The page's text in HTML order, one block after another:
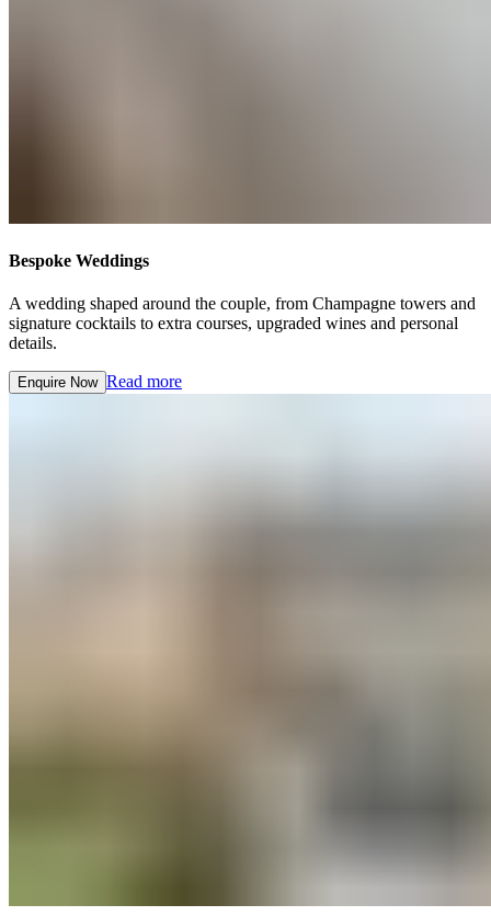
Bespoke Weddings​​​​‌ ‍ ​‍​‍‌‍ ‌ ​‍‌‍‍‌‌‍‌ ‌‍‍‌‌‍ ‍​‍​‍​ ‍‍​‍​‍‌ ​ ‌‍​‌‌‍ ‍‌‍‍‌‌ ‌​‌ ‍‌​‍ ‍‌‍‍‌‌‍ ​‍​‍​‍ ​​‍​‍‌‍‍​‌ ​‍‌‍‌‌‌‍‌‍​‍​‍​ ‍‍​‍​‍‌‍‍​‌ ‌​‌ ‌​‌ ​​‌ ​ ​ ‍‍​‍ ​‍ ‌‍ ​​‍ ‌‌‍​‌‌‍ ‍‌‍‌​​‍ ‌‌ ​‍​‍ ‌‌‍‍​‌‍ ‌ ‌​‌‍‌‌‌‍ ​‌ ​ ​‍ ‌‌ ​ ‌ ‌​‌ ‌‌‌‍‌​‌‍‍‌‌‍ ​‍ ‍‌ ‌‍‌‍‌‌‌ ​‍‌‍​ ‌‍‌‌‌‍ ​​‍ ‍‌‍​‌‌ ​​‌ ​​​‍ ‌‍‍‌‌‍ ‍‌ ‌​‌‍‌‌‌‍ ‍‌ ‌​​‍ ‌‍‌‌‌‍‌​‌‍‍‌‌ ‌​​‍ ‌‍ ‌‌‍ ‌‍‌​‌‍‌‌​ ‌‌ ​​‌ ​‍‌‍‌‌‌ ​ ‌‍‌‌‌‍ ‍‌ ‌​‌‍​‌‌ ‌​‌‍‍‌‌‍ ‌‍ ‍​ ‍ ‌‍‍‌‌‍‌​​ ‌​ ​‍​ ‍‌​ ‌​‌‍‌​​ ‌‌​ ‌‌‌‍‌‍​ ‌​​‍ ‌‌‍​‍‌‍‌‌​ ‌‌‌‍‌‌​‍ ‌​ ‌​​ ​​‌‍​‌​ ​‌​‍ ‌‌‍​‌​ ‌ ​ ‍‌​ ‌ ​‍ ‌‌‍‌‍​ ‌ ​ ​ ‌‍​‍‌‍‌‍‌‍‌​‌‍​ ‌‍‌‌​ ‌ ‌‍​‍‌‍‌‌​ ​​​ ‍ ‌ ‌​‌ ‍‌‌ ​​‌‍‌‌​ ‌‌‍‍​‌‍ ‌ ‌​‌‍‌‌‌‍ ​‌‌​ ‌‍‍‌‌ ‌​‌‍‌‌‌‌​​‌‍​‌‌‍‌ ‌‍‌‌​ ‍ ‌ ​​‌‍​‌‌ ‌​‌‍‍​​ ‌‌ ​​‌‍​‌‌‍‌ ‌‍‌‌‌​​‍‌ ‌‌‌‍‍‌‌‍ ​‌‍‌​‌‍‌‌‌ ​‍​‍‌‌​ ‌‌‌​​‍‌‌ ‌‍‍ ‌‍‌‌‌ ‍‌​‍‌‌​ ​ ‌​‌​​‍‌‌​ ​ ‌​‌​​‍‌‌​ ​‍​ ​‍‌‍​‍​ ​ ‌‍‌‍​ ​‌​ ‌‍​ ‍‌‌‍‌‍​ ‍​‌‍‌‍‌‍‌‍‌‍‌‌​ ​‍​‍‌‌​ ​‍​ ​‍​‍‌‌​ ‌‌‌​‌​​‍ ‍‌‍​ ‌‍ ‌‍ ‍‌ ‌​‌‍‌‌‌‍ ‍‌ ‌​​‍‌‌​ ‌‌‌​​‍‌‌ ‌‍‍ ‌‍‌‌‌ ‍‌​‍‌‌​ ​ ‌​‌​​‍‌‌​ ​ ‌​‌​​‍‌‌​ ​‍​ ​‍​ ‍​​ ​ ​ ​‌​ ​ ​ ‌‌‌‍‌‍​ ​​​ ‌‌​ ​‍​ ‌​‌‍​‍‌‍‌​​‍‌‌​ ​‍​ ​‍​‍‌‌​ ‌‌‌​‌​​‍ ‍‌ ‌​‌‍‍‌‌ ‌​‌‍ ​‌‍‌‌​ ‌‍​‍‌‍​‌‌ ​ ‌‍‌‌‌‌‌‌‌ ​‍‌‍ ​​ ‌‌‍‍​‌ ‌​‌ ‌​‌ ​​‌ ​ ​‍‌‌​ ​ ‌​​‌​‍‌‌​ ​‍‌​‌‍​‍‌‌​ ​‍‌​‌‍‌‍ ​​‍ ‌‌‍​‌‌‍ ‍‌‍‌​​‍ ‌‌ ​‍​‍ ‌‌‍‍​‌‍ ‌ ‌​‌‍‌‌‌‍ ​‌ ​ ​‍ ‌‌ ​ ‌ ‌​‌ ‌‌‌‍‌​‌‍‍‌‌‍ ​‍ ‍‌ ‌‍‌‍‌‌‌ ​‍‌‍​ ‌‍‌‌‌‍ ​​‍ ‍‌‍​‌‌ ​​‌ ​​​‍‌‍‌‍‍‌‌‍‌​​ ‌​ ​‍​ ‍‌​ ‌​‌‍‌​​ ‌‌​ ‌‌‌‍‌‍​ ‌​​‍ ‌‌‍​‍‌‍‌‌​ ‌‌‌‍‌‌​‍ ‌​ ‌​​ ​​‌‍​‌​ ​‌​‍ ‌‌‍​‌​ ‌ ​ ‍‌​ ‌ ​‍ ‌‌‍‌‍​ ‌ ​ ​ ‌‍​‍‌‍‌‍‌‍‌​‌‍​ ‌‍‌‌​ ‌ ‌‍​‍‌‍‌‌​ ​​​‍‌‍‌ ‌​‌ ‍‌‌ ​​‌‍‌‌​ ‌‌‍‍​‌‍ ‌ ‌​‌‍‌‌‌‍ ​‌‌​ ‌‍‍‌‌ ‌​‌‍‌‌‌‌​​‌‍​‌‌‍‌ ‌‍‌‌​‍‌‍‌ ​​‌‍​‌‌ ‌​‌‍‍​​ ‌‌ ​​‌‍​‌‌‍‌ ‌‍‌‌‌​​‍‌ ‌‌‌‍‍‌‌‍ ​‌‍‌​‌‍‌‌‌ ​‍​‍‌‌​ ‌‌‌​​‍‌‌ ‌‍‍ ‌‍‌‌‌ ‍‌​‍‌‌​ ​ ‌​‌​​‍‌‌​ ​ ‌​‌​​‍‌‌​ ​‍​ ​‍‌‍​‍​ ​ ‌‍‌‍​ ​‌​ ‌‍​ ‍‌‌‍‌‍​ ‍​‌‍‌‍‌‍‌‍‌‍‌‌​ ​‍​‍‌‌​ ​‍​ ​‍​‍‌‌​ ‌‌‌​‌​​‍ ‍‌‍​ ‌‍ ‌‍ ‍‌ ‌​‌‍‌‌‌‍ ‍‌ ‌​​‍‌‌​ ‌‌‌​​‍‌‌ ‌‍‍ ‌‍‌‌‌ ‍‌​‍‌‌​ ​ ‌​‌​​‍‌‌​ ​ ‌​‌​​‍‌‌​ ​‍​ ​‍​ ‍​​ ​ ​ ​‌​ ​ ​ ‌‌‌‍‌‍​ ​​​ ‌‌​ ​‍​ ‌​‌‍​‍‌‍‌​​‍‌‌​ ​‍​ ​‍​‍‌‌​ ‌‌‌​‌​​‍ ‍‌ ‌​‌‍‍‌‌ ‌​‌‍ ​‌‍‌‌​‍‌‍‌ ​​‌‍‌‌‌ ​‍‌ ​ ‌ ​​‌‍‌‌‌‍​ ‌ ‌​‌‍‍‌‌ ‌‍‌‍‌‌​ ‌‌ ​​‌ ‌‌‌‍​‍‌‍ ​‌‍‍‌‌ ​ ‌‍‍​‌‍‌‌‌‍‌​​‍​‍‌ ‌
A wedding shaped around the couple, from Champagne towers and
signature cocktails to extra courses, upgraded wines and personal
details.​​​​‌ ‍ ​‍​‍‌‍ ‌ ​‍‌‍‍‌‌‍‌ ‌‍‍‌‌‍ ‍​‍​‍​ ‍‍​‍​‍‌ ​ ‌‍​‌‌‍ ‍‌‍‍‌‌ ‌​‌ ‍‌​‍ ‍‌‍‍‌‌‍ ​‍​‍​‍ ​​‍​‍‌‍‍​‌ ​‍‌‍‌‌‌‍‌‍​‍​‍​ ‍‍​‍​‍‌‍‍​‌ ‌​‌ ‌​‌ ​​‌ ​ ​ ‍‍​‍ ​‍ ‌‍ ​​‍ ‌‌‍​‌‌‍ ‍‌‍‌​​‍ ‌‌ ​‍​‍ ‌‌‍‍​‌‍ ‌ ‌​‌‍‌‌‌‍ ​‌ ​ ​‍ ‌‌ ​ ‌ ‌​‌ ‌‌‌‍‌​‌‍‍‌‌‍ ​‍ ‍‌ ‌‍‌‍‌‌‌ ​‍‌‍​ ‌‍‌‌‌‍ ​​‍ ‍‌‍​‌‌ ​​‌ ​​​‍ ‌‍‍‌‌‍ ‍‌ ‌​‌‍‌‌‌‍ ‍‌ ‌​​‍ ‌‍‌‌‌‍‌​‌‍‍‌‌ ‌​​‍ ‌‍ ‌‌‍ ‌‍‌​‌‍‌‌​ ‌‌ ​​‌ ​‍‌‍‌‌‌ ​ ‌‍‌‌‌‍ ‍‌ ‌​‌‍​‌‌ ‌​‌‍‍‌‌‍ ‌‍ ‍​ ‍ ‌‍‍‌‌‍‌​​ ‌​ ​‍​ ‍‌​ ‌​‌‍‌​​ ‌‌​ ‌‌‌‍‌‍​ ‌​​‍ ‌‌‍​‍‌‍‌‌​ ‌‌‌‍‌‌​‍ ‌​ ‌​​ ​​‌‍​‌​ ​‌​‍ ‌‌‍​‌​ ‌ ​ ‍‌​ ‌ ​‍ ‌‌‍‌‍​ ‌ ​ ​ ‌‍​‍‌‍‌‍‌‍‌​‌‍​ ‌‍‌‌​ ‌ ‌‍​‍‌‍‌‌​ ​​​ ‍ ‌ ‌​‌ ‍‌‌ ​​‌‍‌‌​ ‌‌‍‍​‌‍ ‌ ‌​‌‍‌‌‌‍ ​‌‌​ ‌‍‍‌‌ ‌​‌‍‌‌‌‌​​‌‍​‌‌‍‌ ‌‍‌‌​ ‍ ‌ ​​‌‍​‌‌ ‌​‌‍‍​​ ‌‌ ​​‌‍​‌‌‍‌ ‌‍‌‌‌​​‍‌ ‌‌‌‍‍‌‌‍ ​‌‍‌​‌‍‌‌‌ ​‍​‍‌‌​ ‌‌‌​​‍‌‌ ‌‍‍ ‌‍‌‌‌ ‍‌​‍‌‌​ ​ ‌​‌​​‍‌‌​ ​ ‌​‌​​‍‌‌​ ​‍​ ​‍‌‍​‍​ ​ ‌‍‌‍​ ​‌​ ‌‍​ ‍‌‌‍‌‍​ ‍​‌‍‌‍‌‍‌‍‌‍‌‌​ ​‍​‍‌‌​ ​‍​ ​‍​‍‌‌​ ‌‌‌​‌​​‍ ‍‌‍​ ‌‍ ‌‍ ‍‌ ‌​‌‍‌‌‌‍ ‍‌ ‌​​‍‌‌​ ‌‌‌​​‍‌‌ ‌‍‍ ‌‍‌‌‌ ‍‌​‍‌‌​ ​ ‌​‌​​‍‌‌​ ​ ‌​‌​​‍‌‌​ ​‍​ ​‍​ ‍​​ ​ ​ ​‌​ ​ ​ ‌‌‌‍‌‍​ ​​​ ‌‌​ ​‍​ ‌​‌‍​‍‌‍‌​​‍‌‌​ ​‍​ ​‍​‍‌‌​ ‌‌‌​‌​​‍ ‍‌‍‌‌‌ ‍​‌‍​ ‌‍‌‌‌ ​‍‌ ​​‌ ‌​​ ‌‍​‍‌‍​‌‌ ​ ‌‍‌‌‌‌‌‌‌ ​‍‌‍ ​​ ‌‌‍‍​‌ ‌​‌ ‌​‌ ​​‌ ​ ​‍‌‌​ ​ ‌​​‌​‍‌‌​ ​‍‌​‌‍​‍‌‌​ ​‍‌​‌‍‌‍ ​​‍ ‌‌‍​‌‌‍ ‍‌‍‌​​‍ ‌‌ ​‍​‍ ‌‌‍‍​‌‍ ‌ ‌​‌‍‌‌‌‍ ​‌ ​ ​‍ ‌‌ ​ ‌ ‌​‌ ‌‌‌‍‌​‌‍‍‌‌‍ ​‍ ‍‌ ‌‍‌‍‌‌‌ ​‍‌‍​ ‌‍‌‌‌‍ ​​‍ ‍‌‍​‌‌ ​​‌ ​​​‍‌‍‌‍‍‌‌‍‌​​ ‌​ ​‍​ ‍‌​ ‌​‌‍‌​​ ‌‌​ ‌‌‌‍‌‍​ ‌​​‍ ‌‌‍​‍‌‍‌‌​ ‌‌‌‍‌‌​‍ ‌​ ‌​​ ​​‌‍​‌​ ​‌​‍ ‌‌‍​‌​ ‌ ​ ‍‌​ ‌ ​‍ ‌‌‍‌‍​ ‌ ​ ​ ‌‍​‍‌‍‌‍‌‍‌​‌‍​ ‌‍‌‌​ ‌ ‌‍​‍‌‍‌‌​ ​​​‍‌‍‌ ‌​‌ ‍‌‌ ​​‌‍‌‌​ ‌‌‍‍​‌‍ ‌ ‌​‌‍‌‌‌‍ ​‌‌​ ‌‍‍‌‌ ‌​‌‍‌‌‌‌​​‌‍​‌‌‍‌ ‌‍‌‌​‍‌‍‌ ​​‌‍​‌‌ ‌​‌‍‍​​ ‌‌ ​​‌‍​‌‌‍‌ ‌‍‌‌‌​​‍‌ ‌‌‌‍‍‌‌‍ ​‌‍‌​‌‍‌‌‌ ​‍​‍‌‌​ ‌‌‌​​‍‌‌ ‌‍‍ ‌‍‌‌‌ ‍‌​‍‌‌​ ​ ‌​‌​​‍‌‌​ ​ ‌​‌​​‍‌‌​ ​‍​ ​‍‌‍​‍​ ​ ‌‍‌‍​ ​‌​ ‌‍​ ‍‌‌‍‌‍​ ‍​‌‍‌‍‌‍‌‍‌‍‌‌​ ​‍​‍‌‌​ ​‍​ ​‍​‍‌‌​ ‌‌‌​‌​​‍ ‍‌‍​ ‌‍ ‌‍ ‍‌ ‌​‌‍‌‌‌‍ ‍‌ ‌​​‍‌‌​ ‌‌‌​​‍‌‌ ‌‍‍ ‌‍‌‌‌ ‍‌​‍‌‌​ ​ ‌​‌​​‍‌‌​ ​ ‌​‌​​‍‌‌​ ​‍​ ​‍​ ‍​​ ​ ​ ​‌​ ​ ​ ‌‌‌‍‌‍​ ​​​ ‌‌​ ​‍​ ‌​‌‍​‍‌‍‌​​‍‌‌​ ​‍​ ​‍​‍‌‌​ ‌‌‌​‌​​‍ ‍‌‍‌‌‌ ‍​‌‍​ ‌‍‌‌‌ ​‍‌ ​​‌ ‌​​‍‌‍‌ ​​‌‍‌‌‌ ​‍‌ ​ ‌ ​​‌‍‌‌‌‍​ ‌ ‌​‌‍‍‌‌ ‌‍‌‍‌‌​ ‌‌ ​​‌ ‌‌‌‍​‍‌‍ ​‌‍‍‌‌ ​ ‌‍‍​‌‍‌‌‌‍‌​​‍​‍‌ ‌
Enquire Now​​​​‌ ‍ ​‍​‍‌‍ ‌ ​‍‌‍‍‌‌‍‌ ‌‍‍‌‌‍ ‍​‍​‍​ ‍‍​‍​‍‌ ​ ‌‍​‌‌‍ ‍‌‍‍‌‌ ‌​‌ ‍‌​‍ ‍‌‍‍‌‌‍ ​‍​‍​‍ ​​‍​‍‌‍‍​‌ ​‍‌‍‌‌‌‍‌‍​‍​‍​ ‍‍​‍​‍‌‍‍​‌ ‌​‌ ‌​‌ ​​‌ ​ ​ ‍‍​‍ ​‍ ‌‍ ​​‍ ‌‌‍​‌‌‍ ‍‌‍‌​​‍ ‌‌ ​‍​‍ ‌‌‍‍​‌‍ ‌ ‌​‌‍‌‌‌‍ ​‌ ​ ​‍ ‌‌ ​ ‌ ‌​‌ ‌‌‌‍‌​‌‍‍‌‌‍ ​‍ ‍‌ ‌‍‌‍‌‌‌ ​‍‌‍​ ‌‍‌‌‌‍ ​​‍ ‍‌‍​‌‌ ​​‌ ​​​‍ ‌‍‍‌‌‍ ‍‌ ‌​‌‍‌‌‌‍ ‍‌ ‌​​‍ ‌‍‌‌‌‍‌​‌‍‍‌‌ ‌​​‍ ‌‍ ‌‌‍ ‌‍‌​‌‍‌‌​ ‌‌ ​​‌ ​‍‌‍‌‌‌ ​ ‌‍‌‌‌‍ ‍‌ ‌​‌‍​‌‌ ‌​‌‍‍‌‌‍ ‌‍ ‍​ ‍ ‌‍‍‌‌‍‌​​ ‌​ ​‍​ ‍‌​ ‌​‌‍‌​​ ‌‌​ ‌‌‌‍‌‍​ ‌​​‍ ‌‌‍​‍‌‍‌‌​ ‌‌‌‍‌‌​‍ ‌​ ‌​​ ​​‌‍​‌​ ​‌​‍ ‌‌‍​‌​ ‌ ​ ‍‌​ ‌ ​‍ ‌‌‍‌‍​ ‌ ​ ​ ‌‍​‍‌‍‌‍‌‍‌​‌‍​ ‌‍‌‌​ ‌ ‌‍​‍‌‍‌‌​ ​​​ ‍ ‌ ‌​‌ ‍‌‌ ​​‌‍‌‌​ ‌‌‍‍​‌‍ ‌ ‌​‌‍‌‌‌‍ ​‌‌​ ‌‍‍‌‌ ‌​‌‍‌‌‌‌​​‌‍​‌‌‍‌ ‌‍‌‌​ ‍ ‌ ​​‌‍​‌‌ ‌​‌‍‍​​ ‌‌ ​​‌‍​‌‌‍‌ ‌‍‌‌‌​​‍‌ ‌‌‌‍‍‌‌‍ ​‌‍‌​‌‍‌‌‌ ​‍​‍‌‌​ ‌‌‌​​‍‌‌ ‌‍‍ ‌‍‌‌‌ ‍‌​‍‌‌​ ​ ‌​‌​​‍‌‌​ ​ ‌​‌​​‍‌‌​ ​‍​ ​‍‌‍​‍​ ​ ‌‍‌‍​ ​‌​ ‌‍​ ‍‌‌‍‌‍​ ‍​‌‍‌‍‌‍‌‍‌‍‌‌​ ​‍​‍‌‌​ ​‍​ ​‍​‍‌‌​ ‌‌‌​‌​​‍ ‍‌‍​ ‌‍ ‌‍ ‍‌ ‌​‌‍‌‌‌‍ ‍‌ ‌​​‍‌‌​ ‌‌‌​​‍‌‌ ‌‍‍ ‌‍‌‌‌ ‍‌​‍‌‌​ ​ ‌​‌​​‍‌‌​ ​ ‌​‌​​‍‌‌​ ​‍​ ​‍​ ‍​​ ​ ​ ​‌​ ​ ​ ‌‌‌‍‌‍​ ​​​ ‌‌​ ​‍​ ‌​‌‍​‍‌‍‌​​‍‌‌​ ​‍​ ​‍​‍‌‌​ ‌‌‌​‌​​‍ ‍‌ ​​‌ ​‍‌‍‍‌‌‍ ‌‌‍​‌‌ ​‍‌ ‍‌‌​​ ‌ ‌​‌‍​‌​‍ ‍‌‍ ​‌‍​‌‌‍​‍‌‍‌‌‌‍ ​​ ‌‍​‍‌‍​‌‌ ​ ‌‍‌‌‌‌‌‌‌ ​‍‌‍ ​​ ‌‌‍‍​‌ ‌​‌ ‌​‌ ​​‌ ​ ​‍‌‌​ ​ ‌​​‌​‍‌‌​ ​‍‌​‌‍​‍‌‌​ ​‍‌​‌‍‌‍ ​​‍ ‌‌‍​‌‌‍ ‍‌‍‌​​‍ ‌‌ ​‍​‍ ‌‌‍‍​‌‍ ‌ ‌​‌‍‌‌‌‍ ​‌ ​ ​‍ ‌‌ ​ ‌ ‌​‌ ‌‌‌‍‌​‌‍‍‌‌‍ ​‍ ‍‌ ‌‍‌‍‌‌‌ ​‍‌‍​ ‌‍‌‌‌‍ ​​‍ ‍‌‍​‌‌ ​​‌ ​​​‍‌‍‌‍‍‌‌‍‌​​ ‌​ ​‍​ ‍‌​ ‌​‌‍‌​​ ‌‌​ ‌‌‌‍‌‍​ ‌​​‍ ‌‌‍​‍‌‍‌‌​ ‌‌‌‍‌‌​‍ ‌​ ‌​​ ​​‌‍​‌​ ​‌​‍ ‌‌‍​‌​ ‌ ​ ‍‌​ ‌ ​‍ ‌‌‍‌‍​ ‌ ​ ​ ‌‍​‍‌‍‌‍‌‍‌​‌‍​ ‌‍‌‌​ ‌ ‌‍​‍‌‍‌‌​ ​​​‍‌‍‌ ‌​‌ ‍‌‌ ​​‌‍‌‌​ ‌‌‍‍​‌‍ ‌ ‌​‌‍‌‌‌‍ ​‌‌​ ‌‍‍‌‌ ‌​‌‍‌‌‌‌​​‌‍​‌‌‍‌ ‌‍‌‌​‍‌‍‌ ​​‌‍​‌‌ ‌​‌‍‍​​ ‌‌ ​​‌‍​‌‌‍‌ ‌‍‌‌‌​​‍‌ ‌‌‌‍‍‌‌‍ ​‌‍‌​‌‍‌‌‌ ​‍​‍‌‌​ ‌‌‌​​‍‌‌ ‌‍‍ ‌‍‌‌‌ ‍‌​‍‌‌​ ​ ‌​‌​​‍‌‌​ ​ ‌​‌​​‍‌‌​ ​‍​ ​‍‌‍​‍​ ​ ‌‍‌‍​ ​‌​ ‌‍​ ‍‌‌‍‌‍​ ‍​‌‍‌‍‌‍‌‍‌‍‌‌​ ​‍​‍‌‌​ ​‍​ ​‍​‍‌‌​ ‌‌‌​‌​​‍ ‍‌‍​ ‌‍ ‌‍ ‍‌ ‌​‌‍‌‌‌‍ ‍‌ ‌​​‍‌‌​ ‌‌‌​​‍‌‌ ‌‍‍ ‌‍‌‌‌ ‍‌​‍‌‌​ ​ ‌​‌​​‍‌‌​ ​ ‌​‌​​‍‌‌​ ​‍​ ​‍​ ‍​​ ​ ​ ​‌​ ​ ​ ‌‌‌‍‌‍​ ​​​ ‌‌​ ​‍​ ‌​‌‍​‍‌‍‌​​‍‌‌​ ​‍​ ​‍​‍‌‌​ ‌‌‌​‌​​‍ ‍‌ ​​‌ ​‍‌‍‍‌‌‍ ‌‌‍​‌‌ ​‍‌ ‍‌‌​​ ‌ ‌​‌‍​‌​‍ ‍‌‍ ​‌‍​‌‌‍​‍‌‍‌‌‌‍ ​​‍‌‍‌ ​​‌‍‌‌‌ ​‍‌ ​ ‌ ​​‌‍‌‌‌‍​ ‌ ‌​‌‍‍‌‌ ‌‍‌‍‌‌​ ‌‌ ​​‌ ‌‌‌‍​‍‌‍ ​‌‍‍‌‌ ​ ‌‍‍​‌‍‌‌‌‍‌​​‍​‍‌ ‌ Read more​​​​‌ ‍ ​‍​‍‌‍ ‌ ​‍‌‍‍‌‌‍‌ ‌‍‍‌‌‍ ‍​‍​‍​ ‍‍​‍​‍‌ ​ ‌‍​‌‌‍ ‍‌‍‍‌‌ ‌​‌ ‍‌​‍ ‍‌‍‍‌‌‍ ​‍​‍​‍ ​​‍​‍‌‍‍​‌ ​‍‌‍‌‌‌‍‌‍​‍​‍​ ‍‍​‍​‍‌‍‍​‌ ‌​‌ ‌​‌ ​​‌ ​ ​ ‍‍​‍ ​‍ ‌‍ ​​‍ ‌‌‍​‌‌‍ ‍‌‍‌​​‍ ‌‌ ​‍​‍ ‌‌‍‍​‌‍ ‌ ‌​‌‍‌‌‌‍ ​‌ ​ ​‍ ‌‌ ​ ‌ ‌​‌ ‌‌‌‍‌​‌‍‍‌‌‍ ​‍ ‍‌ ‌‍‌‍‌‌‌ ​‍‌‍​ ‌‍‌‌‌‍ ​​‍ ‍‌‍​‌‌ ​​‌ ​​​‍ ‌‍‍‌‌‍ ‍‌ ‌​‌‍‌‌‌‍ ‍‌ ‌​​‍ ‌‍‌‌‌‍‌​‌‍‍‌‌ ‌​​‍ ‌‍ ‌‌‍ ‌‍‌​‌‍‌‌​ ‌‌ ​​‌ ​‍‌‍‌‌‌ ​ ‌‍‌‌‌‍ ‍‌ ‌​‌‍​‌‌ ‌​‌‍‍‌‌‍ ‌‍ ‍​ ‍ ‌‍‍‌‌‍‌​​ ‌​ ​‍​ ‍‌​ ‌​‌‍‌​​ ‌‌​ ‌‌‌‍‌‍​ ‌​​‍ ‌‌‍​‍‌‍‌‌​ ‌‌‌‍‌‌​‍ ‌​ ‌​​ ​​‌‍​‌​ ​‌​‍ ‌‌‍​‌​ ‌ ​ ‍‌​ ‌ ​‍ ‌‌‍‌‍​ ‌ ​ ​ ‌‍​‍‌‍‌‍‌‍‌​‌‍​ ‌‍‌‌​ ‌ ‌‍​‍‌‍‌‌​ ​​​ ‍ ‌ ‌​‌ ‍‌‌ ​​‌‍‌‌​ ‌‌‍‍​‌‍ ‌ ‌​‌‍‌‌‌‍ ​‌‌​ ‌‍‍‌‌ ‌​‌‍‌‌‌‌​​‌‍​‌‌‍‌ ‌‍‌‌​ ‍ ‌ ​​‌‍​‌‌ ‌​‌‍‍​​ ‌‌ ​​‌‍​‌‌‍‌ ‌‍‌‌‌​​‍‌ ‌‌‌‍‍‌‌‍ ​‌‍‌​‌‍‌‌‌ ​‍​‍‌‌​ ‌‌‌​​‍‌‌ ‌‍‍ ‌‍‌‌‌ ‍‌​‍‌‌​ ​ ‌​‌​​‍‌‌​ ​ ‌​‌​​‍‌‌​ ​‍​ ​‍‌‍​‍​ ​ ‌‍‌‍​ ​‌​ ‌‍​ ‍‌‌‍‌‍​ ‍​‌‍‌‍‌‍‌‍‌‍‌‌​ ​‍​‍‌‌​ ​‍​ ​‍​‍‌‌​ ‌‌‌​‌​​‍ ‍‌‍​ ‌‍ ‌‍ ‍‌ ‌​‌‍‌‌‌‍ ‍‌ ‌​​‍‌‌​ ‌‌‌​​‍‌‌ ‌‍‍ ‌‍‌‌‌ ‍‌​‍‌‌​ ​ ‌​‌​​‍‌‌​ ​ ‌​‌​​‍‌‌​ ​‍​ ​‍​ ‍​​ ​ ​ ​‌​ ​ ​ ‌‌‌‍‌‍​ ​​​ ‌‌​ ​‍​ ‌​‌‍​‍‌‍‌​​‍‌‌​ ​‍​ ​‍​‍‌‌​ ‌‌‌​‌​​‍ ‍‌ ​ ‌‍‌‌‌‍​ ‌‍ ‌‍ ‍‌‍‌​‌‍​‌‌ ​‍‌ ‍‌‌​​ ‌ ‌​‌‍​‌​‍ ‍‌‍ ​‌‍​‌‌‍​‍‌‍‌‌‌‍ ​​ ‌‍​‍‌‍​‌‌ ​ ‌‍‌‌‌‌‌‌‌ ​‍‌‍ ​​ ‌‌‍‍​‌ ‌​‌ ‌​‌ ​​‌ ​ ​‍‌‌​ ​ ‌​​‌​‍‌‌​ ​‍‌​‌‍​‍‌‌​ ​‍‌​‌‍‌‍ ​​‍ ‌‌‍​‌‌‍ ‍‌‍‌​​‍ ‌‌ ​‍​‍ ‌‌‍‍​‌‍ ‌ ‌​‌‍‌‌‌‍ ​‌ ​ ​‍ ‌‌ ​ ‌ ‌​‌ ‌‌‌‍‌​‌‍‍‌‌‍ ​‍ ‍‌ ‌‍‌‍‌‌‌ ​‍‌‍​ ‌‍‌‌‌‍ ​​‍ ‍‌‍​‌‌ ​​‌ ​​​‍‌‍‌‍‍‌‌‍‌​​ ‌​ ​‍​ ‍‌​ ‌​‌‍‌​​ ‌‌​ ‌‌‌‍‌‍​ ‌​​‍ ‌‌‍​‍‌‍‌‌​ ‌‌‌‍‌‌​‍ ‌​ ‌​​ ​​‌‍​‌​ ​‌​‍ ‌‌‍​‌​ ‌ ​ ‍‌​ ‌ ​‍ ‌‌‍‌‍​ ‌ ​ ​ ‌‍​‍‌‍‌‍‌‍‌​‌‍​ ‌‍‌‌​ ‌ ‌‍​‍‌‍‌‌​ ​​​‍‌‍‌ ‌​‌ ‍‌‌ ​​‌‍‌‌​ ‌‌‍‍​‌‍ ‌ ‌​‌‍‌‌‌‍ ​‌‌​ ‌‍‍‌‌ ‌​‌‍‌‌‌‌​​‌‍​‌‌‍‌ ‌‍‌‌​‍‌‍‌ ​​‌‍​‌‌ ‌​‌‍‍​​ ‌‌ ​​‌‍​‌‌‍‌ ‌‍‌‌‌​​‍‌ ‌‌‌‍‍‌‌‍ ​‌‍‌​‌‍‌‌‌ ​‍​‍‌‌​ ‌‌‌​​‍‌‌ ‌‍‍ ‌‍‌‌‌ ‍‌​‍‌‌​ ​ ‌​‌​​‍‌‌​ ​ ‌​‌​​‍‌‌​ ​‍​ ​‍‌‍​‍​ ​ ‌‍‌‍​ ​‌​ ‌‍​ ‍‌‌‍‌‍​ ‍​‌‍‌‍‌‍‌‍‌‍‌‌​ ​‍​‍‌‌​ ​‍​ ​‍​‍‌‌​ ‌‌‌​‌​​‍ ‍‌‍​ ‌‍ ‌‍ ‍‌ ‌​‌‍‌‌‌‍ ‍‌ ‌​​‍‌‌​ ‌‌‌​​‍‌‌ ‌‍‍ ‌‍‌‌‌ ‍‌​‍‌‌​ ​ ‌​‌​​‍‌‌​ ​ ‌​‌​​‍‌‌​ ​‍​ ​‍​ ‍​​ ​ ​ ​‌​ ​ ​ ‌‌‌‍‌‍​ ​​​ ‌‌​ ​‍​ ‌​‌‍​‍‌‍‌​​‍‌‌​ ​‍​ ​‍​‍‌‌​ ‌‌‌​‌​​‍ ‍‌ ​ ‌‍‌‌‌‍​ ‌‍ ‌‍ ‍‌‍‌​‌‍​‌‌ ​‍‌ ‍‌‌​​ ‌ ‌​‌‍​‌​‍ ‍‌‍ ​‌‍​‌‌‍​‍‌‍‌‌‌‍ ​​‍‌‍‌ ​​‌‍‌‌‌ ​‍‌ ​ ‌ ​​‌‍‌‌‌‍​ ‌ ‌​‌‍‍‌‌ ‌‍‌‍‌‌​ ‌‌ ​​‌ ‌‌‌‍​‍‌‍ ​‌‍‍‌‌ ​ ‌‍‍​‌‍‌‌‌‍‌​​‍​‍‌ ‌